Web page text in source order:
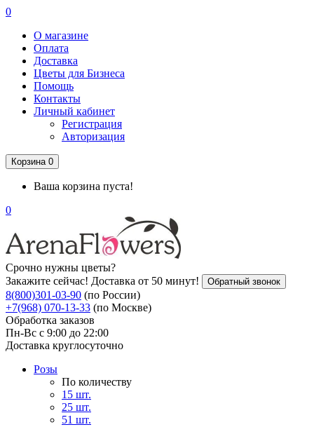
0
О магазине
Оплата
Доставка
Цветы для Бизнеса
Помощь
Контакты
Личный кабинет
Регистрация
Авторизация
Корзина 0
Ваша корзина пуста!
0
Срочно нужны цветы?
Закажите сейчас! Доставка от 50 минут!
Обратный звонок
8(800)301-03-90 (по России)
+7(968) 070-13-33 (по Москве)
Обработка заказов
Пн-Вс с 9:00 до 22:00
Доставка круглосуточно
Розы
По количеству
15 шт.
25 шт.
51 шт.